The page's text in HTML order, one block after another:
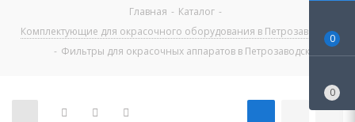
Главная - Каталог -
Комплектующие для окрасочного оборудования в Петрозаводске
- Фильтры для окрасочных аппаратов в Петрозаводске
0
0